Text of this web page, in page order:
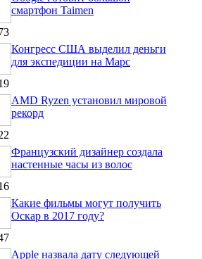
смартфон Taimen
Конгресс США выделил деньги
для экспедиции на Марс
AMD Ryzen установил мировой
рекорд
Французский дизайнер создала
настенные часы из волос
Какие фильмы могут получить
Оскар в 2017 году?
Apple назвала дату следующей